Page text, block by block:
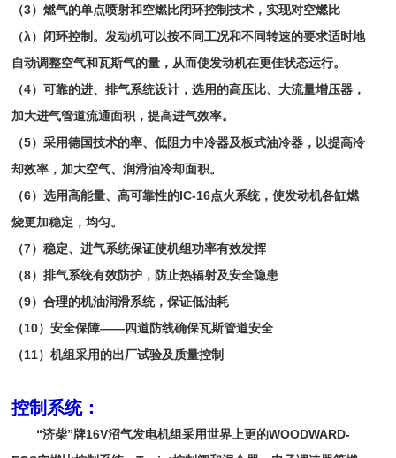
（3）燃气的单点喷射和空燃比闭环控制技术，实现对空燃比
（λ）闭环控制。发动机可以按不同工况和不同转速的要求适时地
自动调整空气和瓦斯气的量，从而使发动机在更佳状态运行。
（4）可靠的进、排气系统设计，选用的高压比、大流量增压器，
加大进气管道流通面积，提高进气效率。
（5）采用德国技术的率、低阻力中冷器及板式油冷器，以提高冷
却效率，加大空气、润滑油冷却面积。
（6）选用高能量、高可靠性的IC-16点火系统，使发动机各缸燃
烧更加稳定，均匀。
（7）稳定、进气系统保证使机组功率有效发挥
（8）排气系统有效防护，防止热辐射及安全隐患
（9）合理的机油润滑系统，保证低油耗
（10）安全保障——四道防线确保瓦斯管道安全
（11）机组采用的出厂试验及质量控制
控制系统：
“济柴”牌16V沼气发电机组采用世界上更的WOODWARD-